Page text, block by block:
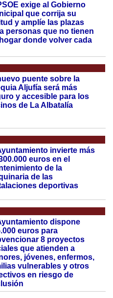
exige al Gobierno
que corrija su
y amplíe las plazas
personas que no tienen
donde volver cada
puente sobre la
Aljufía será más
y accesible para los
de La Albatalía
invierte más
euros en el
de la
de las
deportivas
dispone
euros para
8 proyectos
que atienden a
jóvenes, enfermos,
vulnerables y otros
en riesgo de